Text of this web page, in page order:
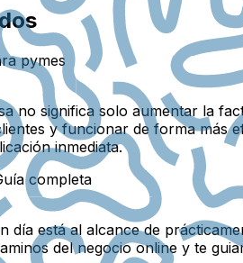
pymes
no significa solo aumentar la
y funcionar de forma más
inmediata.
completa
día está al alcance de
del negocio online y te